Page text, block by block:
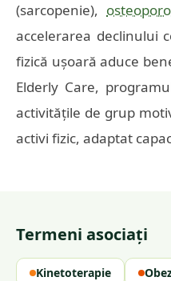
(sarcopenie),
accelerarea declinului
fizică ușoară aduce
Elderly Care,
activitățile de grup
activi fizic, adaptat
Termeni asociați
Kinetoterapie